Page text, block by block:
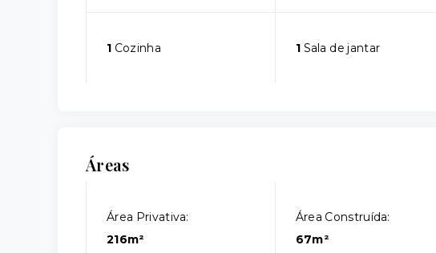
1 Cozinha 1Sala de jantar
Áreas
Área Privativa:
216m²
Área Construída:
67m²